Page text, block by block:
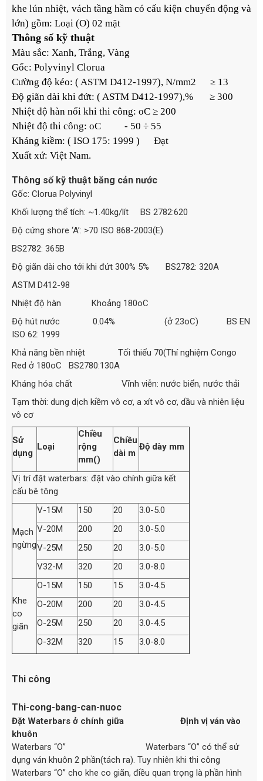
khe lún nhiệt, vách tầng hầm có cấu kiện chuyển động và
lớn) gồm: Loại (O) 02 mặt
Thông số kỹ thuật
Màu sắc: Xanh, Trắng, Vàng
Gốc: Polyvinyl Clorua
Cường độ kéo: ( ASTM D412-1997), N/mm2 ≥ 13
Độ giãn dài khi đứt: ( ASTM D412-1997),% ≥ 300
Nhiệt độ hàn nối khi thi công: oC ≥ 200
Nhiệt độ thi công: oC - 50 ÷ 55
Kháng kiềm: ( ISO 175: 1999 ) Đạt
Xuất xứ: Việt Nam.
Thông số kỹ thuật băng cản nước
Gốc: Clorua Polyvinyl
Khối lượng thể tích: ~1.40kg/lít BS 2782:620
Độ cứng shore ‘A’: >70 ISO 868-2003(E)
BS2782: 365B
Độ giãn dài cho tới khi đứt 300% 5% BS2782: 320A
ASTM D412-98
Nhiệt độ hàn Khoảng 180oC
Độ hút nước 0.04% (ở 23oC) BS EN
ISO 62: 1999
Khả năng bền nhiệt Tối thiểu 70(Thí nghiệm Congo
Red ở 180oC BS2780:130A
Kháng hóa chất Vĩnh viễn: nước biển, nước thải
Tạm thời: dung dịch kiềm vô cơ, a xít vô cơ, dầu và nhiên liệu
vô cơ
Sử
dụng
Loại
Chiều
rộng
mm()
Chiều
dài m
Độ dày mm
Vị trí đặt waterbars: đặt vào chính giữa kết
cấu bê tông
Mạch
ngừng
V-15M 150 20
3.0-5.0
V-20M
200 20
3.0-5.0
V-25M
250 20
3.0-5.0
V32-M
320 20 3.0-8.0
Khe
co
giãn
O-15M 150 15
3.0-4.5
O-20M
200 20
3.0-4.5
O-25M
250 20
3.0-4.5
O-32M
320 15 3.0-8.0
Thi công
Thi-cong-bang-can-nuoc
Đặt Waterbars ở chính giữa Định vị ván vào
khuôn
Waterbars “O” Waterbars “O” có thể sử
dụng ván khuôn 2 phần(tách ra). Tuy nhiên khi thi công
Waterbars “O” cho khe co giãn, điều quan trọng là phần hình